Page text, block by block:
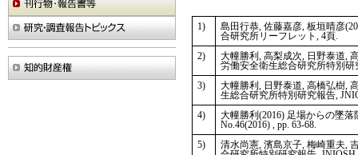
1)
島田行恭, 佐藤嘉彦, 板垣晴彦
合研究所リーフレット, 4頁.
2)
大幢勝利, 高梨成次, 日野泰道,
労働安全衛生総合研究所特別研
3)
大幢勝利, 日野泰道, 高橋弘樹,
生総合研究所特別研究報告,
4)
大幢勝利(2016) 足場からの墜
No.46(2016) , pp. 63-68.
5)
清水尚憲, 濱島京子, 梅崎重夫,